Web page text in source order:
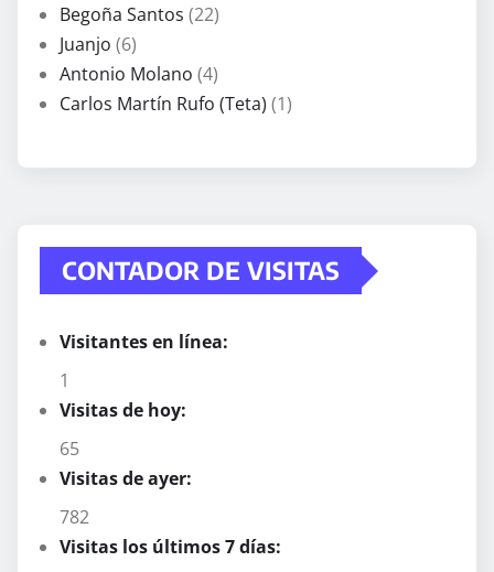
Begoña Santos (22)
Juanjo (6)
Antonio Molano (4)
Carlos Martín Rufo (Teta) (1)
CONTADOR DE VISITAS
Visitantes en línea:
1
Visitas de hoy:
65
Visitas de ayer:
782
Visitas los últimos 7 días: